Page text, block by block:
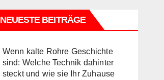
NEUESTE BEITRÄGE
Wenn kalte Rohre Geschichte
sind: Welche Technik dahinter
steckt und wie sie Ihr Zuhause